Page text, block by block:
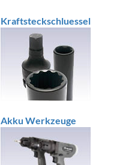
Kraftsteckschluessel
Akku Werkzeuge